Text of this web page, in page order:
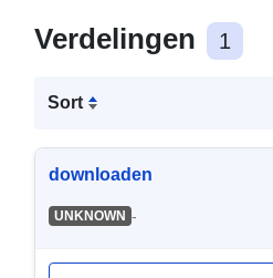
Verdelingen 1
Sort
downloaden
UNKNOWN -